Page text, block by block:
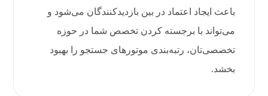
باعث ایجاد اعتماد در بین بازدیدکنندگان می‌شود و
می‌تواند با برجسته کردن تخصص شما در حوزه
تخصصی‌تان، رتبه‌بندی موتورهای جستجو را بهبود
بخشد.